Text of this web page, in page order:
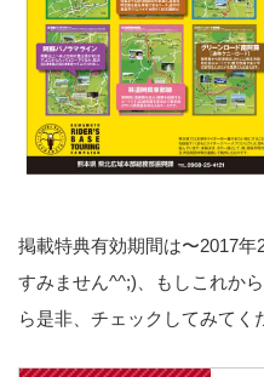
掲載特典有効期間は〜2017
すみません^^;)、もしこれか
ら是非、チェックしてみて